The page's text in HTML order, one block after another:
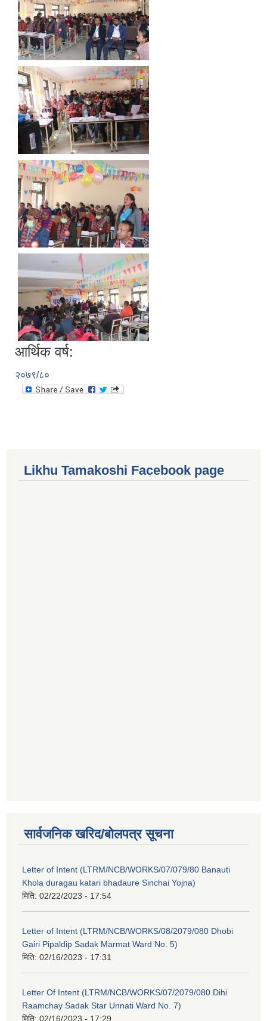
आर्थिक वर्ष:
२०७९/८०
Likhu Tamakoshi Facebook page
सार्वजनिक खरिद/बोलपत्र सूचना
Letter of Intent (LTRM/NCB/WORKS/07/079/80 Banauti
Khola duragau katari bhadaure Sinchai Yojna)
मिति: 02/22/2023 - 17:54
Letter of Intent (LTRM/NCB/WORKS/08/2079/080 Dhobi
Gairi Pipaldip Sadak Marmat Ward No. 5)
मिति: 02/16/2023 - 17:31
Letter Of Intent (LTRM/NCB/WORKS/07/2079/080 Dihi
Raamchay Sadak Star Unnati Ward No. 7)
मिति: 02/16/2023 - 17:29